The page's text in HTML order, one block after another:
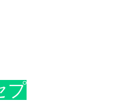
プ